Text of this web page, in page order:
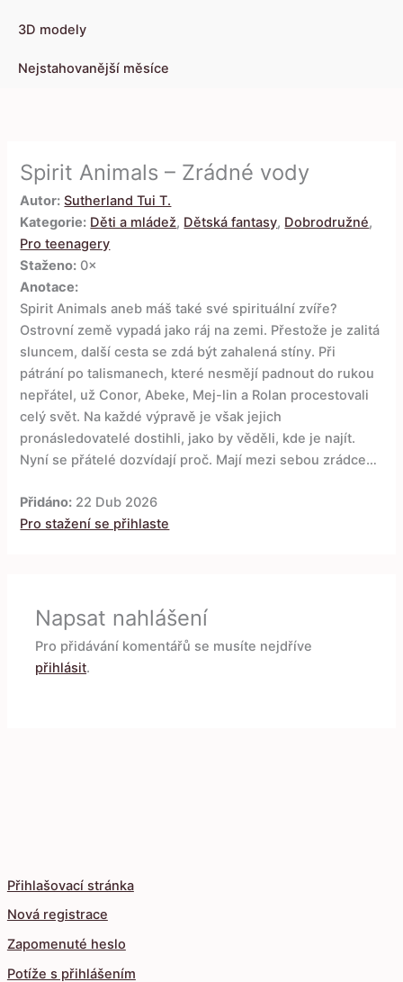
3D modely
Nejstahovanější měsíce
Přihlašovací stránka
Nová registrace
Zapomenuté heslo
Potíže s přihlášením
Spirit Animals – Zrádné vody
Autor: Sutherland Tui T.
Kategorie: Děti a mládež, Dětská fantasy, Dobrodružné,
Pro teenagery
Staženo: 0×
Anotace:
Spirit Animals aneb máš také své spirituální zvíře?
Ostrovní země vypadá jako ráj na zemi. Přestože je zalitá
sluncem, další cesta se zdá být zahalená stíny. Při
pátrání po talismanech, které nesmějí padnout do rukou
nepřátel, už Conor, Abeke, Mej-lin a Rolan procestovali
celý svět. Na každé výpravě je však jejich
pronásledovatelé dostihli, jako by věděli, kde je najít.
Nyní se přátelé dozvídají proč. Mají mezi sebou zrádce…
Přidáno: 22 Dub 2026
Pro stažení se přihlaste
Napsat nahlášení
Pro přidávání komentářů se musíte nejdříve
přihlásit.